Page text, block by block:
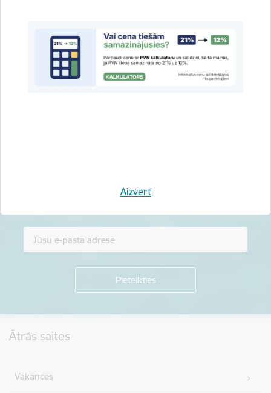
Aizvērt
Vai šī informācija bija noderīga?
Ātrās saites
Vakances